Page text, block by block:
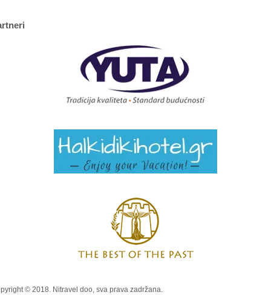
© 2018. Nitravel doo, sva prava zadržana.